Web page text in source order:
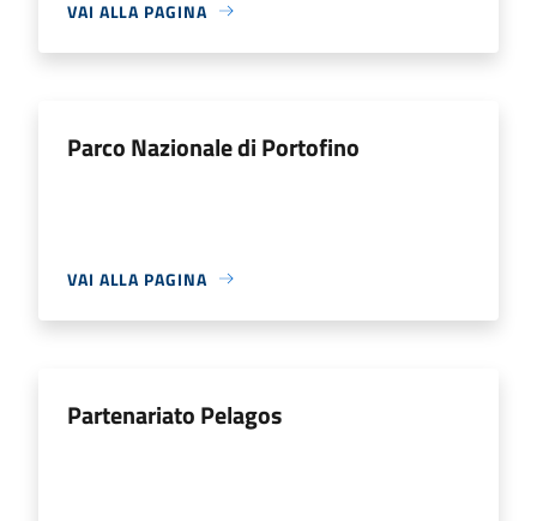
VAI ALLA PAGINA
Parco Nazionale di Portofino
VAI ALLA PAGINA
Partenariato Pelagos